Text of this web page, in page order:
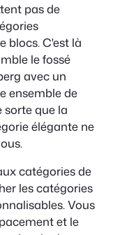
pas de
blocs. C'est là
le fossé
avec un
ensemble de
sorte que la
élégante ne
catégories de
les catégories
Vous
et le